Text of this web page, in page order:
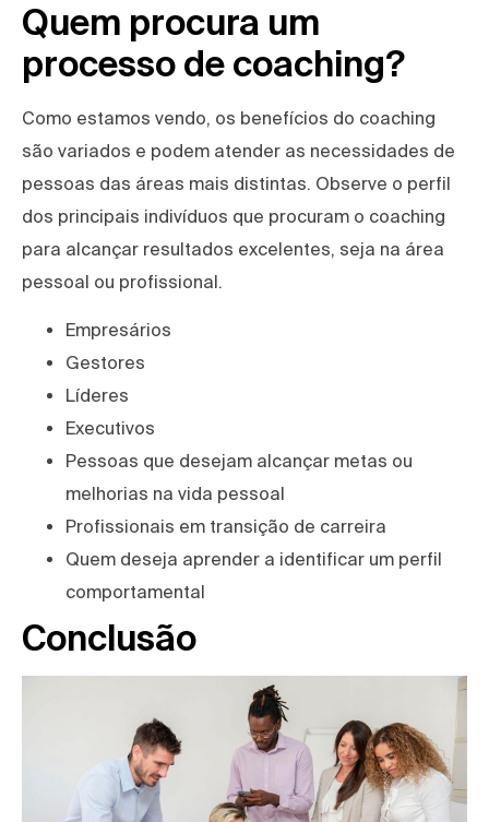
Quem procura um
processo de coaching?
Como estamos vendo, os benefícios do coaching
são variados e podem atender as necessidades de
pessoas das áreas mais distintas. Observe o perfil
dos principais indivíduos que procuram o coaching
para alcançar resultados excelentes, seja na área
pessoal ou profissional.
Empresários
Gestores
Líderes
Executivos
Pessoas que desejam alcançar metas ou
melhorias na vida pessoal
Profissionais em transição de carreira
Quem deseja aprender a identificar um perfil
comportamental
Conclusão